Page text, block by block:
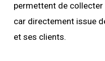
permettent de
car directement issue
et ses clients.